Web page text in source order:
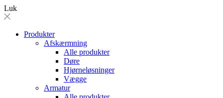
Luk
Produkter
Afskærmning
Alle produkter
Døre
Hjørneløsninger
Vægge
Armatur